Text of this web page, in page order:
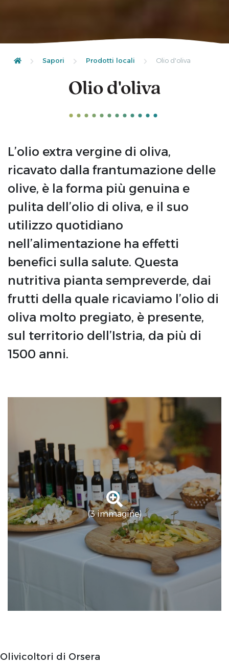
Sapori Prodotti locali Olio d'oliva
Olio d'oliva
L’olio extra vergine di oliva,
ricavato dalla frantumazione delle
olive, è la forma più genuina e
pulita dell’olio di oliva, e il suo
utilizzo quotidiano
nell’alimentazione ha effetti
benefici sulla salute. Questa
nutritiva pianta sempreverde, dai
frutti della quale ricaviamo l’olio di
oliva molto pregiato, è presente,
sul territorio dell’Istria, da più di
1500 anni.
(3 immagine)
Olivicoltori di Orsera